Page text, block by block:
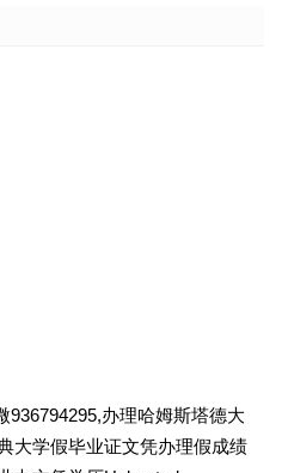
936794295,办理哈姆斯塔德大
大学假毕业证文凭办理假成绩